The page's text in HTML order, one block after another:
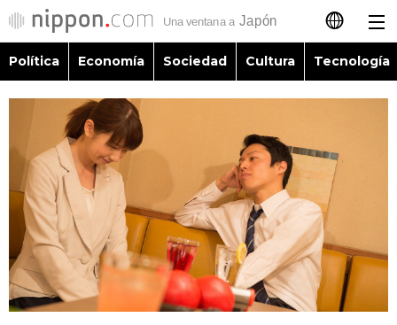
日本語
简体字
繁體字
Français
العربية
Política
Economía
Sociedad
Política Economía Sociedad Cultura Tecnología